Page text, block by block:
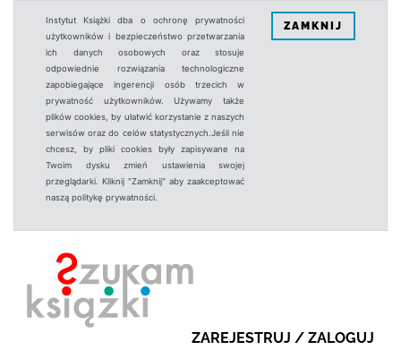
Instytut Książki dba o ochronę prywatności
użytkowników i bezpieczeństwo przetwarzania
ich danych osobowych oraz stosuje
odpowiednie rozwiązania technologiczne
zapobiegające ingerencji osób trzecich w
prywatność użytkowników. Używamy także
plików cookies, by ułatwić korzystanie z naszych
serwisów oraz do celów statystycznych.Jeśli nie
chcesz, by pliki cookies były zapisywane na
Twoim dysku zmień ustawienia swojej
przeglądarki. Kliknij "Zamknij" aby zaakceptować
naszą politykę prywatności.
ZAMKNIJ
ZAREJESTRUJ / ZALOGUJ